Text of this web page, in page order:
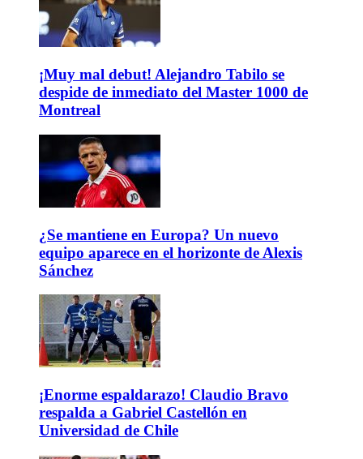
¡Muy mal debut! Alejandro Tabilo se
despide de inmediato del Master 1000 de
Montreal
¿Se mantiene en Europa? Un nuevo
equipo aparece en el horizonte de Alexis
Sánchez
¡Enorme espaldarazo! Claudio Bravo
respalda a Gabriel Castellón en
Universidad de Chile